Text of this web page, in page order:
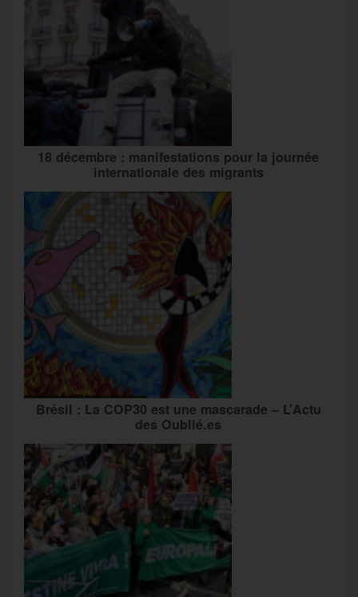
18 décembre : manifestations pour la journée
internationale des migrants
Brésil : La COP30 est une mascarade – L’Actu
des Oublié.es